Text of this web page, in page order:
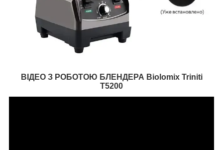
ВІДЕО З РОБОТОЮ БЛЕНДЕРА Biolomix Triniti
T5200